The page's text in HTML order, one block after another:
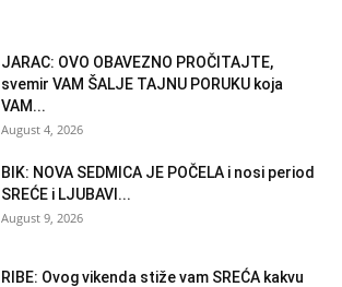
JARAC: OVO OBAVEZNO PROČITAJTE,
svemir VAM ŠALJE TAJNU PORUKU koja
VAM...
August 4, 2026
BIK: NOVA SEDMICA JE POČELA i nosi period
SREĆE i LJUBAVI...
August 9, 2026
RIBE: Ovog vikenda stiže vam SREĆA kakvu